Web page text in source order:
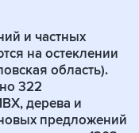
и частных
на остеклении
область).
322
дерева и
предложений